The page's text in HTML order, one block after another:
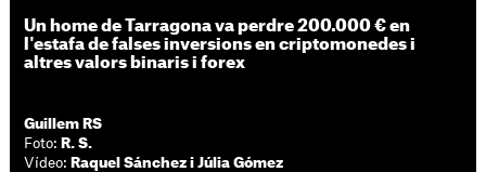
Un home de Tarragona va perdre 200.000 € en
l'estafa de falses inversions en criptomonedes i
altres valors binaris i forex
Guillem RS
Foto: R. S.
Vídeo: Raquel Sánchez i Júlia Gómez